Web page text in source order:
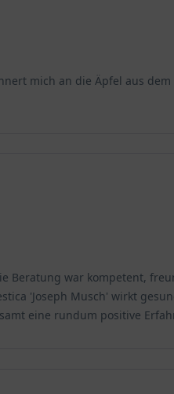
mich an die Äpfel aus
Beratung war kompetent,
'Joseph Musch' wirkt
eine rundum positive